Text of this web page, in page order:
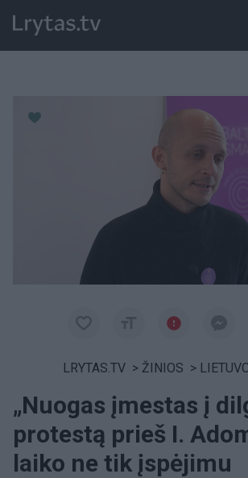
LRYTAS.TV > ŽINIOS >
„Nuogas įmestas į
protestą prieš I.
laiko ne tik įspėjimu